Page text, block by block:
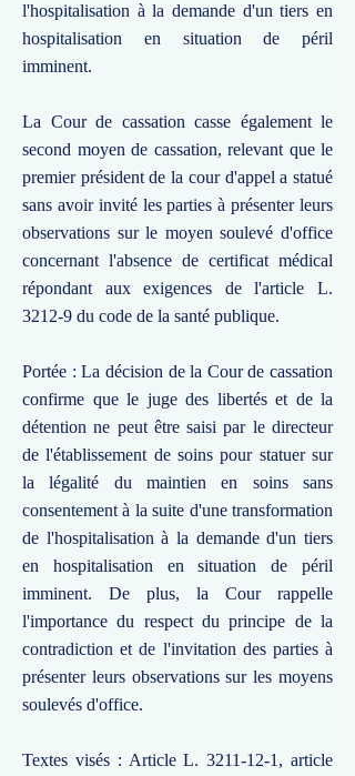
l'hospitalisation à la demande d'un tiers en
hospitalisation en situation de péril
imminent.
La Cour de cassation casse également le
second moyen de cassation, relevant que le
premier président de la cour d'appel a statué
sans avoir invité les parties à présenter leurs
observations sur le moyen soulevé d'office
concernant l'absence de certificat médical
répondant aux exigences de l'article L.
3212-9 du code de la santé publique.
Portée : La décision de la Cour de cassation
confirme que le juge des libertés et de la
détention ne peut être saisi par le directeur
de l'établissement de soins pour statuer sur
la légalité du maintien en soins sans
consentement à la suite d'une transformation
de l'hospitalisation à la demande d'un tiers
en hospitalisation en situation de péril
imminent. De plus, la Cour rappelle
l'importance du respect du principe de la
contradiction et de l'invitation des parties à
présenter leurs observations sur les moyens
soulevés d'office.
Textes visés : Article L.3211-12-1 , article